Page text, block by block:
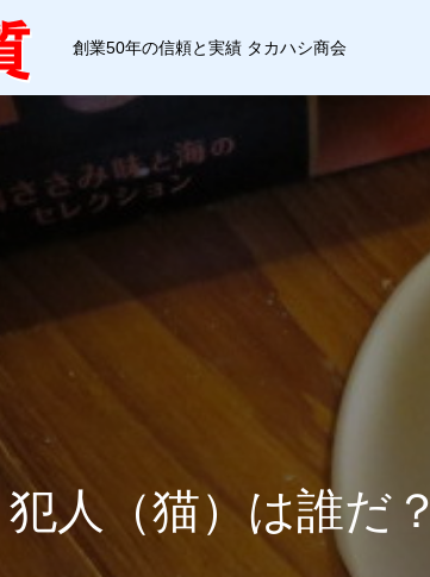
創業50年の信頼と実績 タカハシ商会
犯人（猫）は誰だ？